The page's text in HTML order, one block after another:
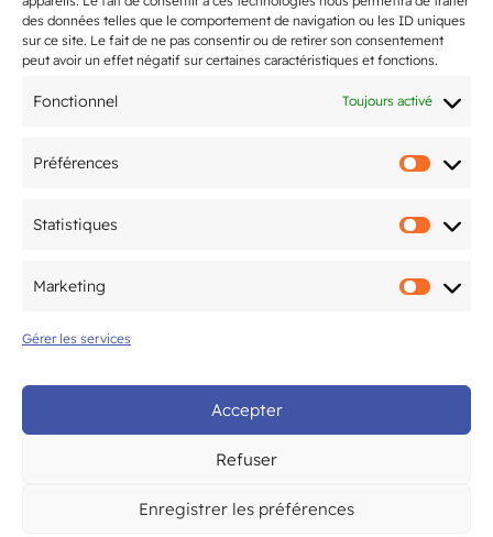
des données telles que le comportement de navigation ou les ID uniques
sur ce site. Le fait de ne pas consentir ou de retirer son consentement
peut avoir un effet négatif sur certaines caractéristiques et fonctions.
Fonctionnel Toujours activé
Préférences
Statistiques
Marketing
Gérer les services
Accepter
Refuser
Enregistrer les préférences
L’Open du CAM Tennis revient du 20
juin au 10 juillet !
Flashmob de fin d’année 2026
accueille la finale
Fédéral Régional
5ème édition du Tournoi National